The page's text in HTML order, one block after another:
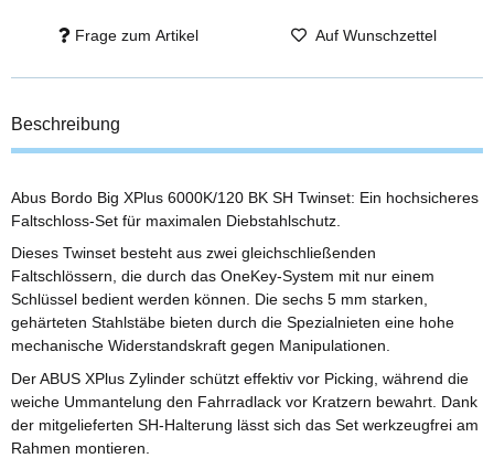
Frage zum Artikel Auf Wunschzettel
Beschreibung
Abus Bordo Big XPlus 6000K/120 BK SH Twinset: Ein hochsicheres
Faltschloss-Set für maximalen Diebstahlschutz.
Dieses Twinset besteht aus zwei gleichschließenden
Faltschlössern, die durch das OneKey-System mit nur einem
Schlüssel bedient werden können. Die sechs 5 mm starken,
gehärteten Stahlstäbe bieten durch die Spezialnieten eine hohe
mechanische Widerstandskraft gegen Manipulationen.
Der ABUS XPlus Zylinder schützt effektiv vor Picking, während die
weiche Ummantelung den Fahrradlack vor Kratzern bewahrt. Dank
der mitgelieferten SH-Halterung lässt sich das Set werkzeugfrei am
Rahmen montieren.